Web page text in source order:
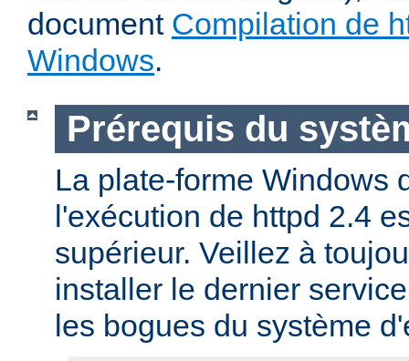
document Compilation de
Windows.
Prérequis du
La plate-forme Windows
l'exécution de httpd 2.4
supérieur. Veillez à
installer le dernier
les bogues du système